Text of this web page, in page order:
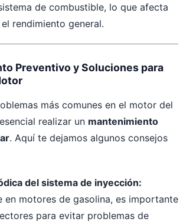
de combustible, lo que afecta
rendimiento general.
Preventivo y Soluciones para
más comunes en el motor del
realizar un mantenimiento
. Aquí te dejamos algunos consejos
del sistema de inyección:
en motores de gasolina, es importante
para evitar problemas de